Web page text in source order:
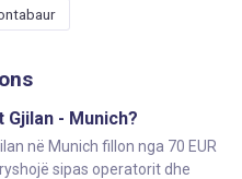
- Munich?
në Munich fillon nga 70 EUR
sipas operatorit dhe